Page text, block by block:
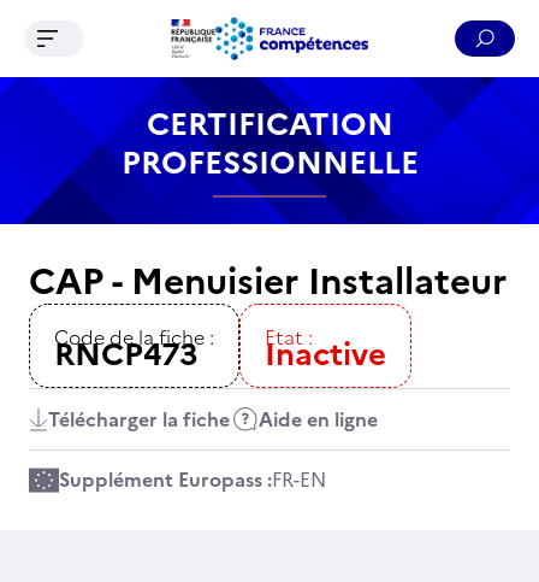
Contenu Recherche Menu Pied de page
Ouvrir le menu de navigation
CERTIFICATION
PROFESSIONNELLE
CAP - Menuisier Installateur
Code de la fiche :
RNCP473 Etat :
Inactive
Télécharger la fiche Aide en ligne
Supplément Europass :FR-EN